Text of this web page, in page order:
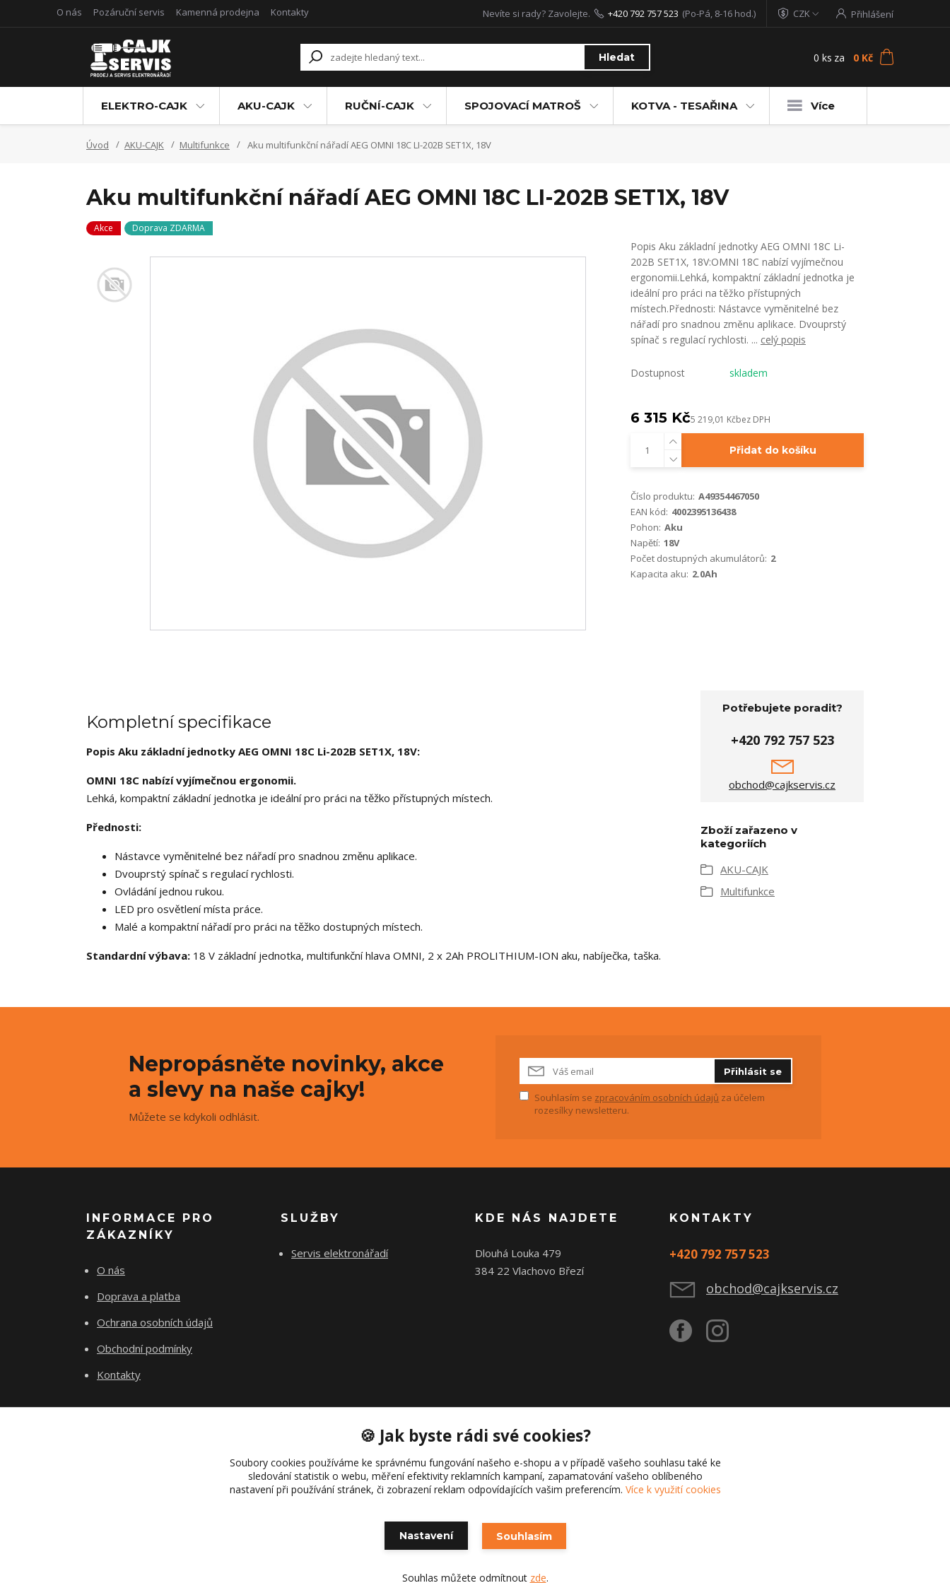
O nás Pozáruční servis Kamenná prodejna Kontakty CZK Přihlášení
Hledat
Nevíte si rady? Zavolejte. +420 792 757 523 (Po-Pá, 8-16 hod.)
0 ks za 0 Kč
ELEKTRO-CAJK AKU-CAJK RUČNÍ-CAJK SPOJOVACÍ MATROŠ KOTVA - TESAŘINA Více
Úvod AKU-CAJK Multifunkce Aku multifunkční nářadí AEG OMNI 18C LI-202B SET1X, 18V
Aku multifunkční nářadí AEG OMNI 18C LI-202B SET1X, 18V
Akce Doprava ZDARMA
Popis Aku základní jednotky AEG OMNI 18C Li-
202B SET1X, 18V:OMNI 18C nabízí vyjímečnou
ergonomii.Lehká, kompaktní základní jednotka je
ideální pro práci na těžko přístupných
místech.Přednosti: Nástavce vyměnitelné bez
nářadí pro snadnou změnu aplikace. Dvouprstý
spínač s regulací rychlosti. ... celý popis
Dostupnost skladem
6 315 Kč5 219,01 Kčbez DPH
Přidat do košíku
Číslo produktu: A49354467050
EAN kód: 4002395136438
Pohon: Aku
Napětí: 18V
Počet dostupných akumulátorů: 2
Kapacita aku: 2.0Ah
Kompletní specifikace
Popis Aku základní jednotky AEG OMNI 18C Li-202B SET1X, 18V:
OMNI 18C nabízí vyjímečnou ergonomii.
Lehká, kompaktní základní jednotka je ideální pro práci na těžko přístupných místech.
Přednosti:
Nástavce vyměnitelné bez nářadí pro snadnou změnu aplikace.
Dvouprstý spínač s regulací rychlosti.
Ovládání jednou rukou.
LED pro osvětlení místa práce.
Malé a kompaktní nářadí pro práci na těžko dostupných místech.
Standardní výbava: 18 V základní jednotka, multifunkční hlava OMNI, 2 x 2Ah PROLITHIUM-ION aku, nabíječka, taška.
Potřebujete poradit?
+420 792 757 523
obchod@cajkservis.cz
Zboží zařazeno v
kategoriích
AKU-CAJK
Multifunkce
Nepropásněte novinky, akce
a slevy na naše cajky!
Můžete se kdykoli odhlásit.
Přihlásit se
Souhlasím se zpracováním osobních údajů za účelem
rozesílky newsletteru.
INFORMACE PRO
ZÁKAZNÍKY
O nás
Doprava a platba
Ochrana osobních údajů
Obchodní podmínky
Kontakty
SLUŽBY
Servis elektronářadí
KDE NÁS NAJDETE
Dlouhá Louka 479
384 22 Vlachovo Březí
KONTAKTY
+420 792 757 523
obchod@cajkservis.cz
Copyright © 2021 Cajk servis Profortel
🍪 Jak byste rádi své cookies?
Soubory cookies používáme ke správnému fungování našeho e-shopu a v případě vašeho souhlasu také ke
sledování statistik o webu, měření efektivity reklamních kampaní, zapamatování vašeho oblíbeného
nastavení při používání stránek, či zobrazení reklam odpovídajících vašim preferencím. Více k využití cookies
Nastavení Souhlasím
Souhlas můžete odmítnout zde.